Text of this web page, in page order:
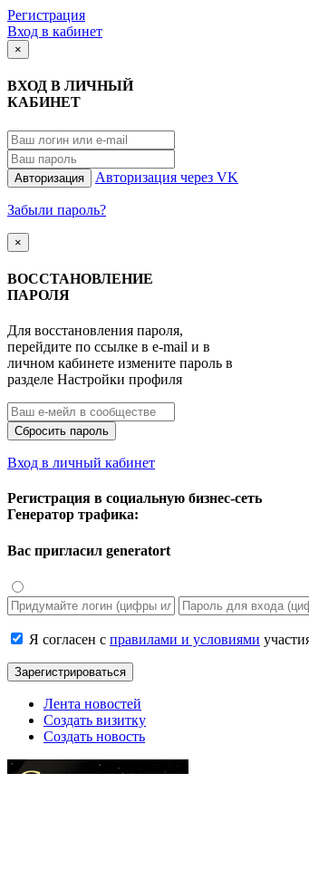
Регистрация
Вход в кабинет
×
ВХОД В ЛИЧНЫЙ
КАБИНЕТ
Авторизация Авторизация через VK
Забыли пароль?
×
ВОССТАНОВЛЕНИЕ
ПАРОЛЯ
Для восстановления пароля,
перейдите по ссылке в e-mail и в
личном кабинете измените пароль в
разделе Настройки профиля
Сбросить пароль
Вход в личный кабинет
Регистрация в социальную бизнес-сеть
Генератор трафика:
Вас пригласил generatort
Я согласен с правилами и условиями
Зарегистрироваться
Лента новостей
Создать визитку
Создать новость